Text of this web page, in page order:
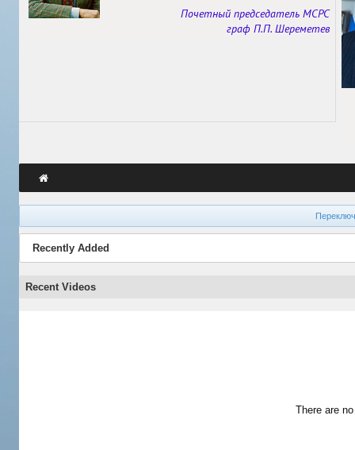
Почетный председатель МСРС
граф П.П. Шереметев
Recently Added
Recent Videos
There are